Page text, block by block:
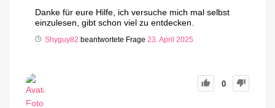
Danke für eure Hilfe, ich versuche mich mal selbst
einzulesen, gibt schon viel zu entdecken.
Shyguy82 beantwortete Frage 23. April 2025
0